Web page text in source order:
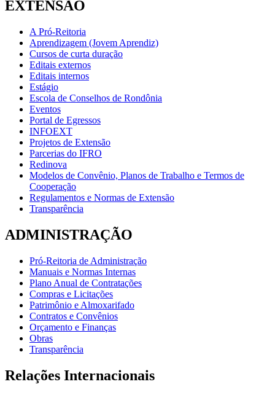
EXTENSÃO
A Pró-Reitoria
Aprendizagem (Jovem Aprendiz)
Cursos de curta duração
Editais externos
Editais internos
Estágio
Escola de Conselhos de Rondônia
Eventos
Portal de Egressos
INFOEXT
Projetos de Extensão
Parcerias do IFRO
Redinova
Modelos de Convênio, Planos de Trabalho e Termos de
Cooperação
Regulamentos e Normas de Extensão
Transparência
ADMINISTRAÇÃO
Pró-Reitoria de Administração
Manuais e Normas Internas
Plano Anual de Contratações
Compras e Licitações
Patrimônio e Almoxarifado
Contratos e Convênios
Orçamento e Finanças
Obras
Transparência
Relações Internacionais